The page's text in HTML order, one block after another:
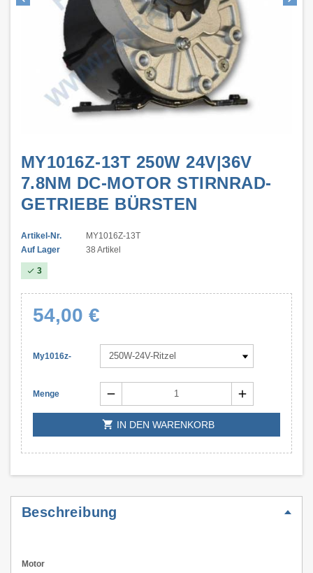
MY1016Z-13T 250W 24V|36V
7.8NM DC-MOTOR STIRNRAD-
GETRIEBE BÜRSTEN
Artikel-Nr.
MY1016Z-13T
Auf Lager
38 Artikel
check 3
54,00 €
My1016z-
Menge remove add
shopping_cart IN DEN WARENKORB
Beschreibung
Motor